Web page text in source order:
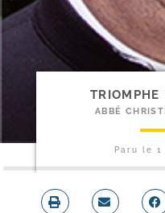
TRIOMPHE
ABBÉ
Paru le1